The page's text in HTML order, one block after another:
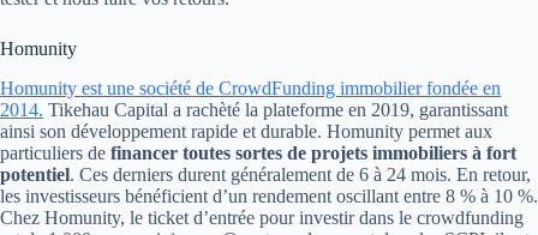
Homunity
Homunity est une société de CrowdFunding immobilier fondée en
2014. Tikehau Capital a rachèté la plateforme en 2019, garantissant
ainsi son développement rapide et durable. Homunity permet aux
particuliers de financer toutes sortes de projets immobiliers à fort
potentiel. Ces derniers durent généralement de 6 à 24 mois. En retour,
les investisseurs bénéficient d’un rendement oscillant entre 8 % à 10 %.
Chez Homunity, le ticket d’entrée pour investir dans le crowdfunding